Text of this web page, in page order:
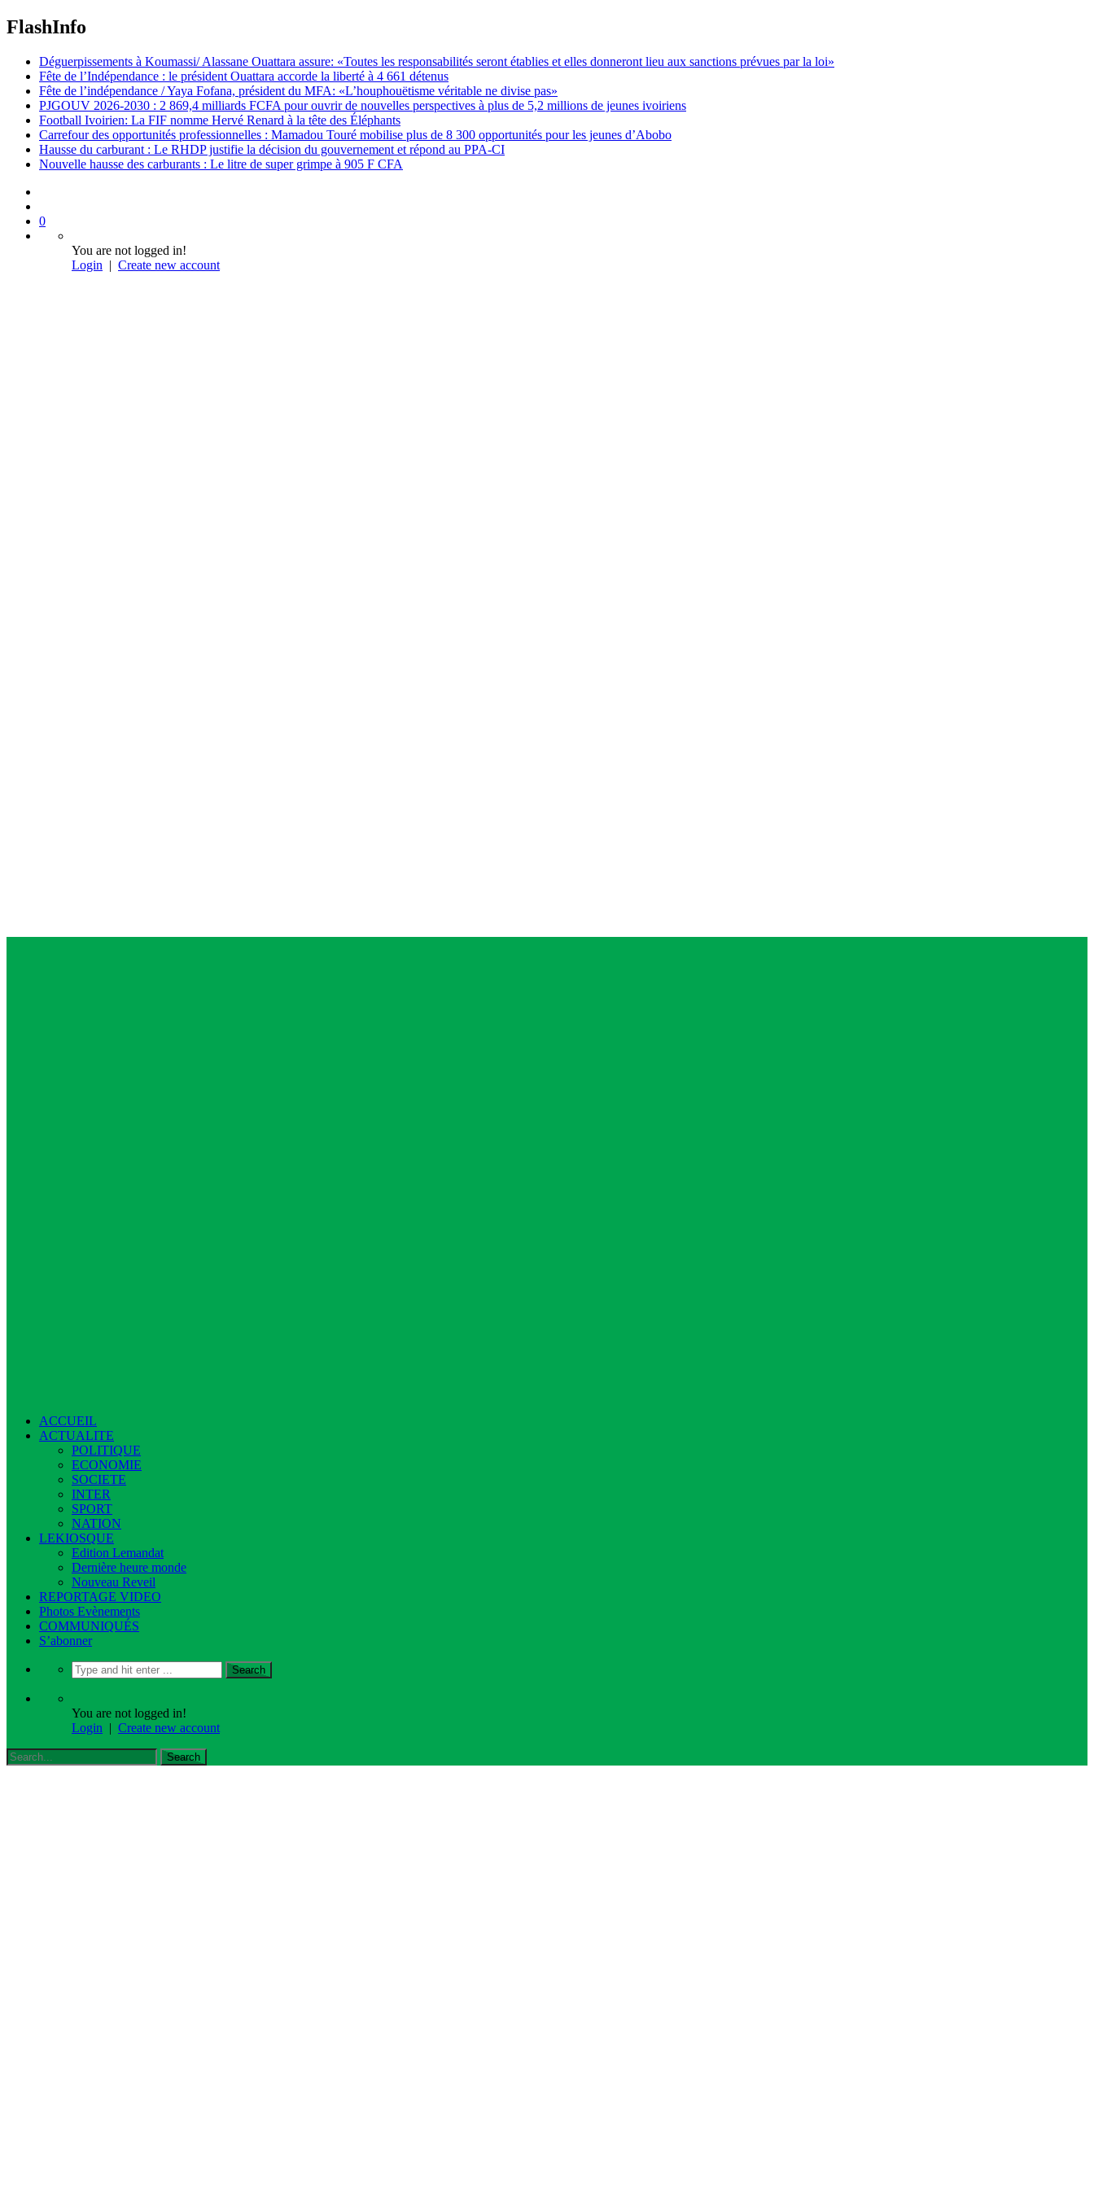
FlashInfo
Déguerpissements à Koumassi/ Alassane Ouattara assure: «Toutes les responsabilités seront établies et elles donneront lieu aux sanctions prévues par la loi»
Fête de l’Indépendance : le président Ouattara accorde la liberté à 4 661 détenus
Fête de l’indépendance / Yaya Fofana, président du MFA: «L’houphouëtisme véritable ne divise pas»
PJGOUV 2026-2030 : 2 869,4 milliards FCFA pour ouvrir de nouvelles perspectives à plus de 5,2 millions de jeunes ivoiriens
Football Ivoirien: La FIF nomme Hervé Renard à la tête des Éléphants
Carrefour des opportunités professionnelles : Mamadou Touré mobilise plus de 8 300 opportunités pour les jeunes d’Abobo
Hausse du carburant : Le RHDP justifie la décision du gouvernement et répond au PPA-CI
Nouvelle hausse des carburants : Le litre de super grimpe à 905 F CFA
0
You are not logged in!
Login | Create new account
ACCUEIL
ACTUALITE
POLITIQUE
ECONOMIE
SOCIETE
INTER
SPORT
NATION
LEKIOSQUE
Edition Lemandat
Dernière heure monde
Nouveau Reveil
REPORTAGE VIDEO
Photos Evènements
COMMUNIQUÉS
S’abonner
You are not logged in!
Login | Create new account